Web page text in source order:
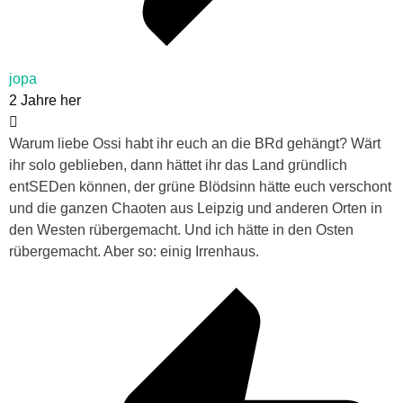
jopa
2 Jahre her
Warum liebe Ossi habt ihr euch an die BRd gehängt? Wärt
ihr solo geblieben, dann hättet ihr das Land gründlich
entSEDen können, der grüne Blödsinn hätte euch verschont
und die ganzen Chaoten aus Leipzig und anderen Orten in
den Westen rübergemacht. Und ich hätte in den Osten
rübergemacht. Aber so: einig Irrenhaus.